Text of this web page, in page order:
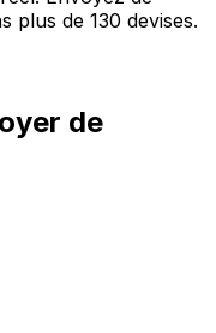
plus de 130 devises.
de